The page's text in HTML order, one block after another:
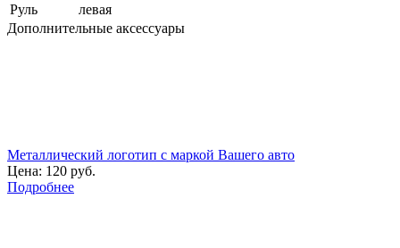
Руль
левая
Дополнительные аксессуары
Металлический логотип с маркой Вашего авто
Цена: 120 руб.
Подробнее